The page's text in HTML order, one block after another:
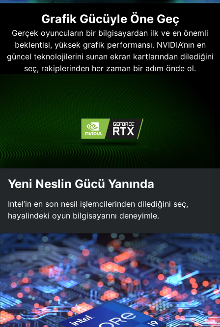
Grafik Gücüyle Öne Geç
Gerçek oyuncuların bir bilgisayardan ilk ve en önemli
beklentisi, yüksek grafik performansı. NVIDIA’nın en
güncel teknolojilerini sunan ekran kartlarından dilediğini
seç, rakiplerinden her zaman bir adım önde ol.
Yeni Neslin Gücü Yanında
Intel’in en son nesil işlemcilerinden dilediğini seç,
hayalindeki oyun bilgisayarını deneyimle.